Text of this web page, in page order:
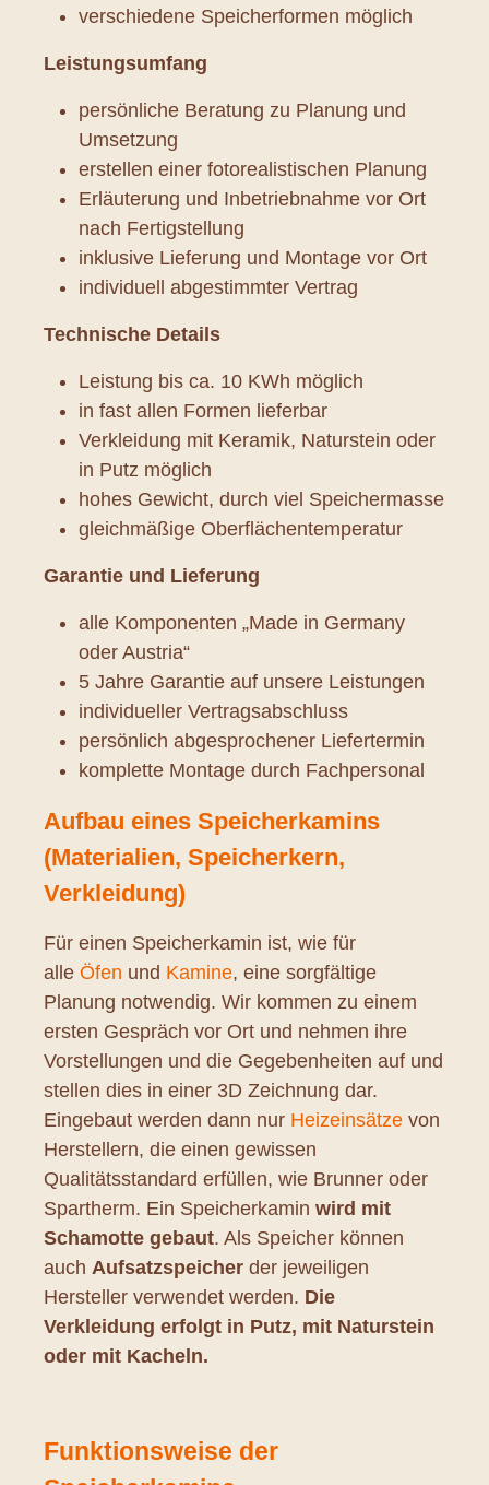
verschiedene Speicherformen möglich
Leistungsumfang
persönliche Beratung zu Planung und
Umsetzung
erstellen einer fotorealistischen Planung
Erläuterung und Inbetriebnahme vor Ort
nach Fertigstellung
inklusive Lieferung und Montage vor Ort
individuell abgestimmter Vertrag
Technische Details
Leistung bis ca. 10 KWh möglich
in fast allen Formen lieferbar
Verkleidung mit Keramik, Naturstein oder
in Putz möglich
hohes Gewicht, durch viel Speichermasse
gleichmäßige Oberflächentemperatur
Garantie und Lieferung
alle Komponenten „Made in Germany
oder Austria“
5 Jahre Garantie auf unsere Leistungen
individueller Vertragsabschluss
persönlich abgesprochener Liefertermin
komplette Montage durch Fachpersonal
Aufbau eines Speicherkamins
(Materialien, Speicherkern,
Verkleidung)
Für einen Speicherkamin ist, wie für
alle Öfen und Kamine, eine sorgfältige
Planung notwendig. Wir kommen zu einem
ersten Gespräch vor Ort und nehmen ihre
Vorstellungen und die Gegebenheiten auf und
stellen dies in einer 3D Zeichnung dar.
Eingebaut werden dann nur Heizeinsätze von
Herstellern, die einen gewissen
Qualitätsstandard erfüllen, wie Brunner oder
Spartherm. Ein Speicherkamin wird mit
Schamotte gebaut. Als Speicher können
auch Aufsatzspeicher der jeweiligen
Hersteller verwendet werden. Die
Verkleidung erfolgt in Putz, mit Naturstein
oder mit Kacheln.
Funktionsweise der